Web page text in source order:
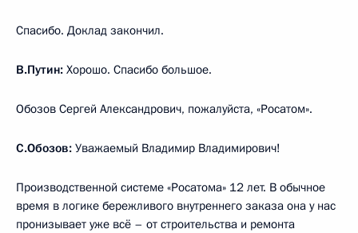
Спасибо. Доклад закончил.
В.Путин: Хорошо. Спасибо большое.
Обозов Сергей Александрович, пожалуйста, «Росатом».
С.Обозов: Уважаемый Владимир Владимирович!
Производственной системе «Росатома» 12 лет. В обычное
время в логике бережливого внутреннего заказа она у нас
пронизывает уже всё – от строительства и ремонта